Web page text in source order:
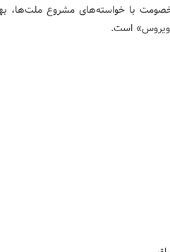
با خواسته‌های مشروع ملت‌ها،
است.